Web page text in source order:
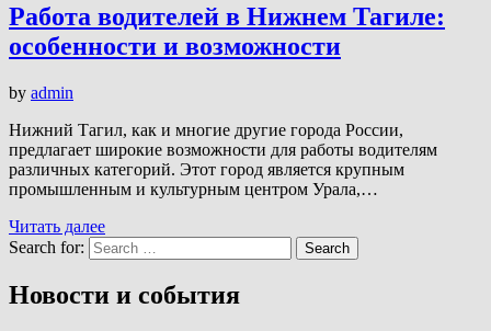
Работа водителей в Нижнем Тагиле:
особенности и возможности
by admin
Нижний Тагил, как и многие другие города России,
предлагает широкие возможности для работы водителям
различных категорий. Этот город является крупным
промышленным и культурным центром Урала,…
Читать далее
Search for:
Search
Новости и события